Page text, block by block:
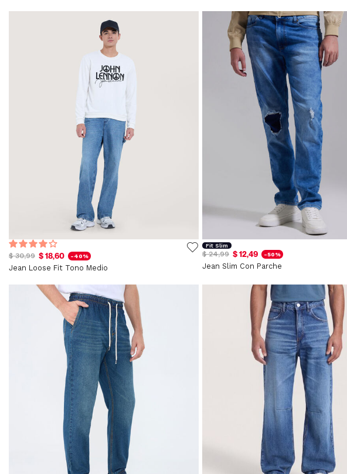
$ 30,99 $ 18,60 -40%
Jean Loose Fit Tono Medio
Fit Slim
$ 24,99 $ 12,49 -50%
Jean Slim Con Parche